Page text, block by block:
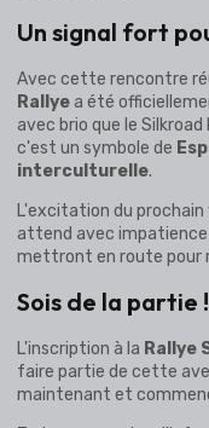
Un signal fort
Avec cette rencontre
Rallye a été
avec brio que le
c'est un symbole de
interculturelle.
L'excitation du
attend avec
mettront en route pour
Sois de la partie !
L'inscription à la Rallye
faire partie de cette
maintenant et